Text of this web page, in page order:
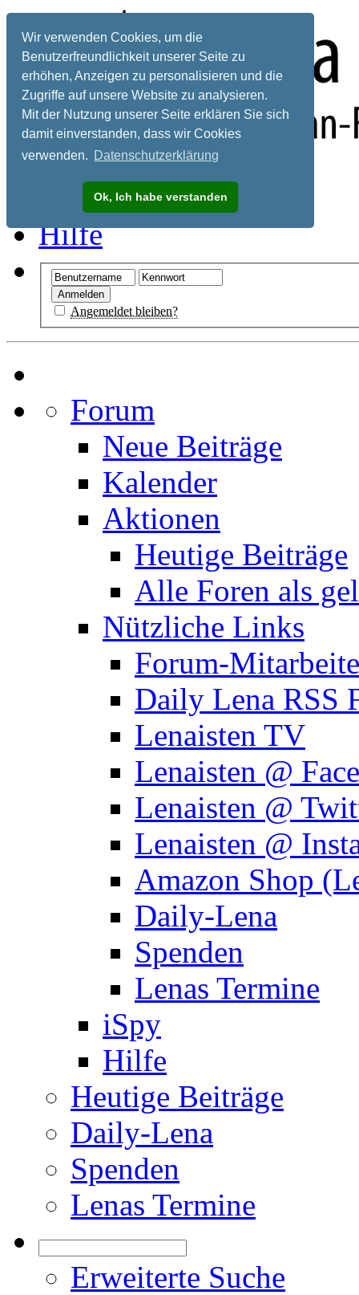
Wir verwenden Cookies, um die
Benutzerfreundlichkeit unserer Seite zu
erhöhen, Anzeigen zu personalisieren und die
Zugriffe auf unsere Website zu analysieren.
Mit der Nutzung unserer Seite erklären Sie sich
damit einverstanden, dass wir Cookies
verwenden. Datenschutzerklärung
Ok, Ich habe verstanden
Registrieren
Hilfe
Angemeldet bleiben?
Forum
Neue Beiträge
Kalender
Aktionen
Heutige Beiträge
Alle Foren als
Nützliche Links
Forum-
Daily Lena RSS
Lenaisten TV
Lenaisten @
Lenaisten @
Lenaisten @
Amazon Shop
Daily-Lena
Spenden
Lenas Termine
iSpy
Hilfe
Heutige Beiträge
Daily-Lena
Spenden
Lenas Termine
Erweiterte Suche